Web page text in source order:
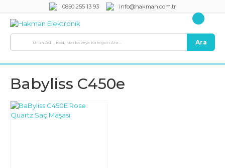
0850 255 13 93 info@hakman.com.tr
Ara
Babyliss C450e